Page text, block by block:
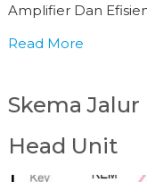
Amplifier Dan
Read More
Skema
Head Unit